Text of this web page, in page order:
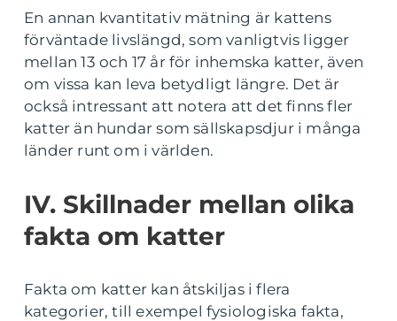
En annan kvantitativ mätning är kattens
förväntade livslängd, som vanligtvis ligger
mellan 13 och 17 år för inhemska katter, även
om vissa kan leva betydligt längre. Det är
också intressant att notera att det finns fler
katter än hundar som sällskapsdjur i många
länder runt om i världen.
IV. Skillnader mellan olika
fakta om katter
Fakta om katter kan åtskiljas i flera
kategorier, till exempel fysiologiska fakta,